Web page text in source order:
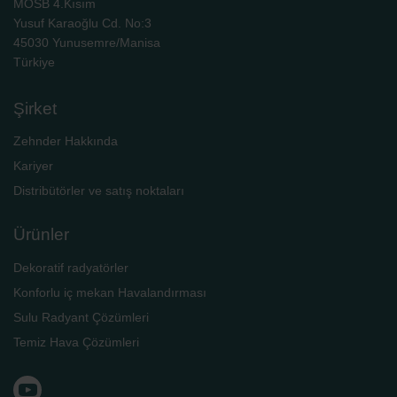
MOSB 4.Kısım
Yusuf Karaoğlu Cd. No:3
45030 Yunusemre/Manisa
Türkiye
Şirket
Zehnder Hakkında
Kariyer
Distribütörler ve satış noktaları
Ürünler
Dekoratif radyatörler
Konforlu iç mekan Havalandırması
Sulu Radyant Çözümleri
Temiz Hava Çözümleri